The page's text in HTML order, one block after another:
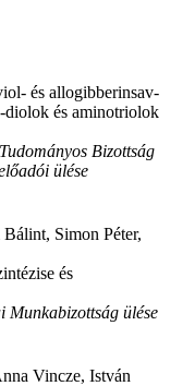
és allogibberinsav-
diolok és aminotriolok
Bizottság
ülése
Simon Péter,
és
Munkabizottság ülése
Vincze, István